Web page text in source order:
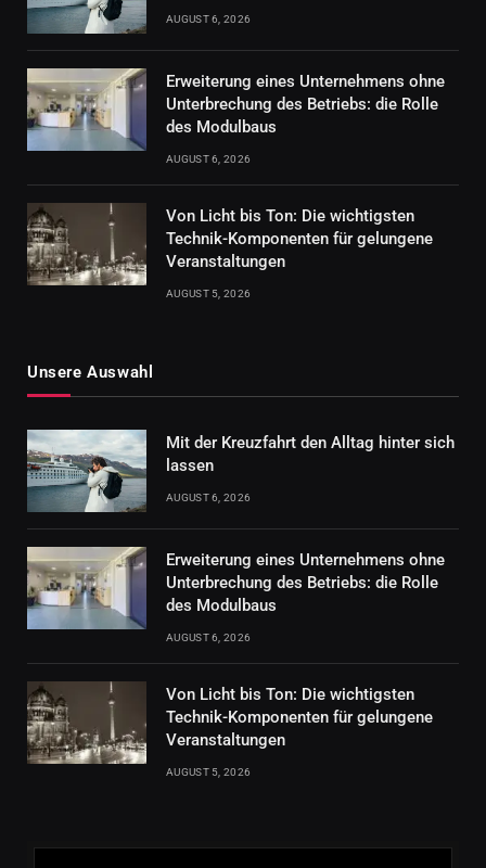
AUGUST 6, 2026
Erweiterung eines Unternehmens ohne
Unterbrechung des Betriebs: die Rolle
des Modulbaus
AUGUST 6, 2026
Von Licht bis Ton: Die wichtigsten
Technik-Komponenten für gelungene
Veranstaltungen
AUGUST 5, 2026
Unsere Auswahl
Mit der Kreuzfahrt den Alltag hinter sich
lassen
AUGUST 6, 2026
Erweiterung eines Unternehmens ohne
Unterbrechung des Betriebs: die Rolle
des Modulbaus
AUGUST 6, 2026
Von Licht bis Ton: Die wichtigsten
Technik-Komponenten für gelungene
Veranstaltungen
AUGUST 5, 2026